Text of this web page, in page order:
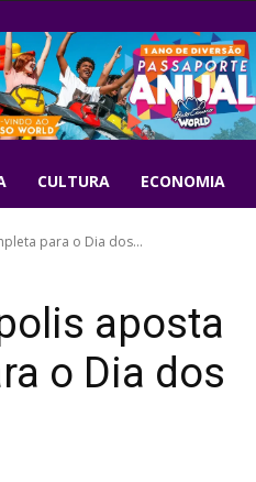
CULTURA ECONOMIA
para o Dia dos...
aposta
o Dia dos